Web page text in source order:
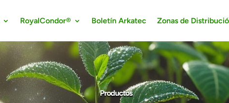
RoyalCondor® Boletín Arkatec Zonas de
Productos